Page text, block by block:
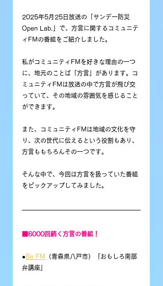
2025年5月25日放送の「 サンデー防災
Open Lab.
」で、方言に関する コミュニテ
ィFMの番組をご紹介しました。
私がコミュニティFMを好きな理由の一つ
に、地元のことば「方言」があります。コ
ミュニティFMは放送の中で方言が飛び交
っていて、その地域の雰囲気を感じること
ができます。
また、コミュニティFMは地域の文化を守
り、次の世代に伝えるという役割もあり、
方言ももちろんその一つです。
そんな中で、今回は方言を扱っていた番組
をピックアップしてみました。
■6000回続く方言の番組！
●Be FM
（青森県八戸市）『おもしろ南部
弁講座』